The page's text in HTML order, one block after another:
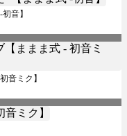
音】
音ミク】